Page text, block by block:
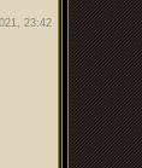
23:42